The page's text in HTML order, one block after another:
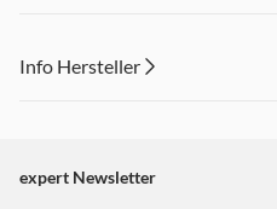
Info Hersteller
"Marketing".
expert Newsletter